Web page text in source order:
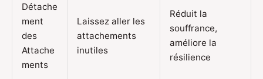
Détache
ment
des
Attache
ments
Laissez aller les
attachements
inutiles
Réduit la
souffrance,
améliore la
résilience